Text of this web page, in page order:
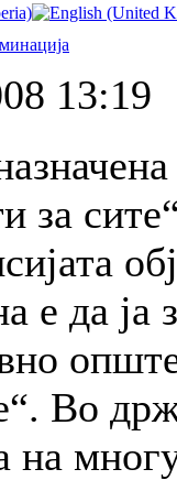
13:19
за
е да ја
Во
на